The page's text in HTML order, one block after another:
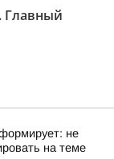
Главный
не
на теме